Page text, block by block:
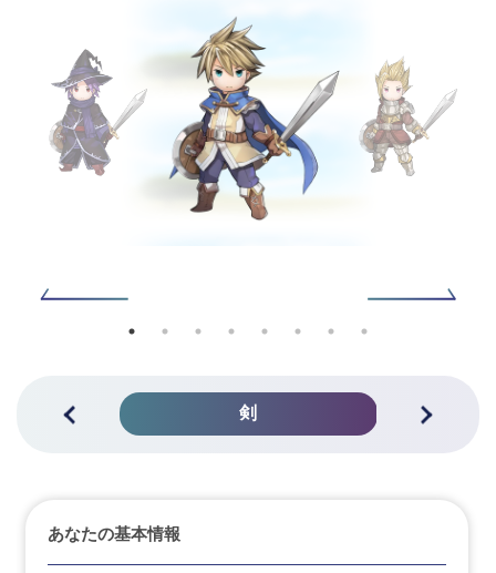
剣
あなたの基本情報